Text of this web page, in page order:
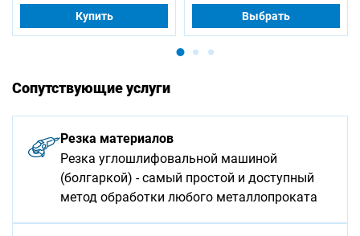
Купить Выбрать
Сопутствующие услуги
Резка материалов
Резка углошлифовальной машиной
(болгаркой) - самый простой и доступный
метод обработки любого металлопроката